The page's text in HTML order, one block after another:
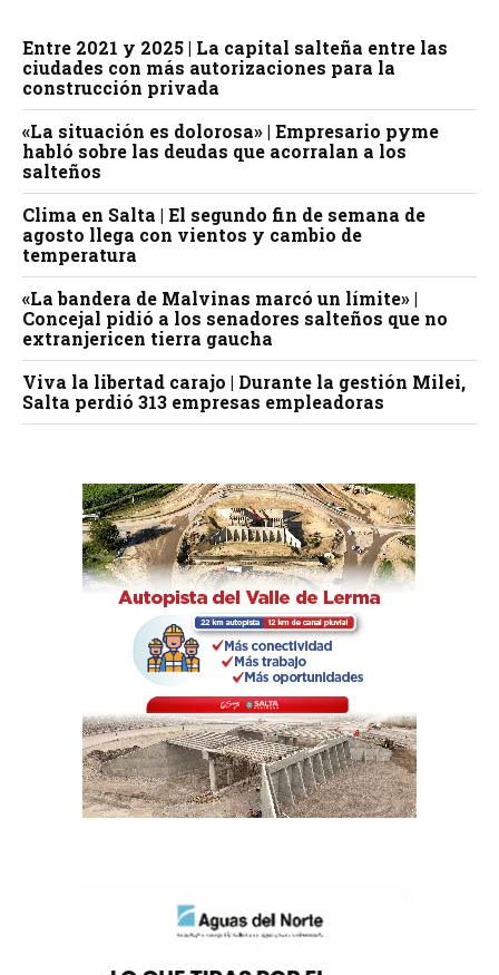
Entre 2021 y 2025 | La capital salteña entre las
ciudades con más autorizaciones para la
construcción privada
«La situación es dolorosa» | Empresario pyme
habló sobre las deudas que acorralan a los
salteños
Clima en Salta | El segundo fin de semana de
agosto llega con vientos y cambio de
temperatura
«La bandera de Malvinas marcó un límite» |
Concejal pidió a los senadores salteños que no
extranjericen tierra gaucha
Viva la libertad carajo | Durante la gestión Milei,
Salta perdió 313 empresas empleadoras